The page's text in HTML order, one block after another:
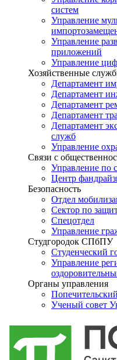
систем
Управление
Управление
приложений
Управление
Хозяйственные
Департамент
Департамент
Департамент
Департамент
Департамент
служб
Управление
Связи с
Управление по
Центр
Безопасность
Отдел
Сектор по
Спецотдел
Управление
Студгородок СПбПУ
Студенческий
Управление
Органы управления
Ученый совет